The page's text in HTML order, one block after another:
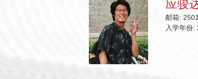
应骏
邮箱:
入学年份: